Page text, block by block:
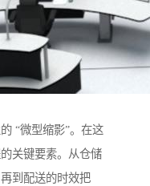
“微型缩影”。在这
关键要素。从仓储
到配送的时效把